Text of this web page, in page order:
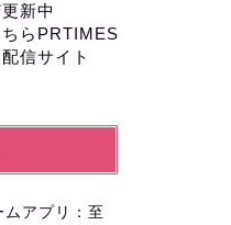
新中
らPRTIMES
信サイト
アプリ：至